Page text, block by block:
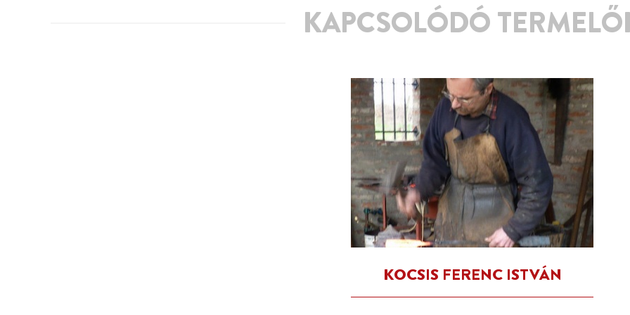
KAPCSOLÓDÓ
KOCSIS FERENC ISTVÁN